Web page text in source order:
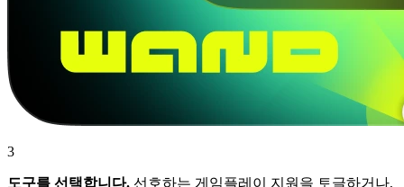
3
도구를 선택합니다. 선호하는 게임플레이 지원을 토글하거나,